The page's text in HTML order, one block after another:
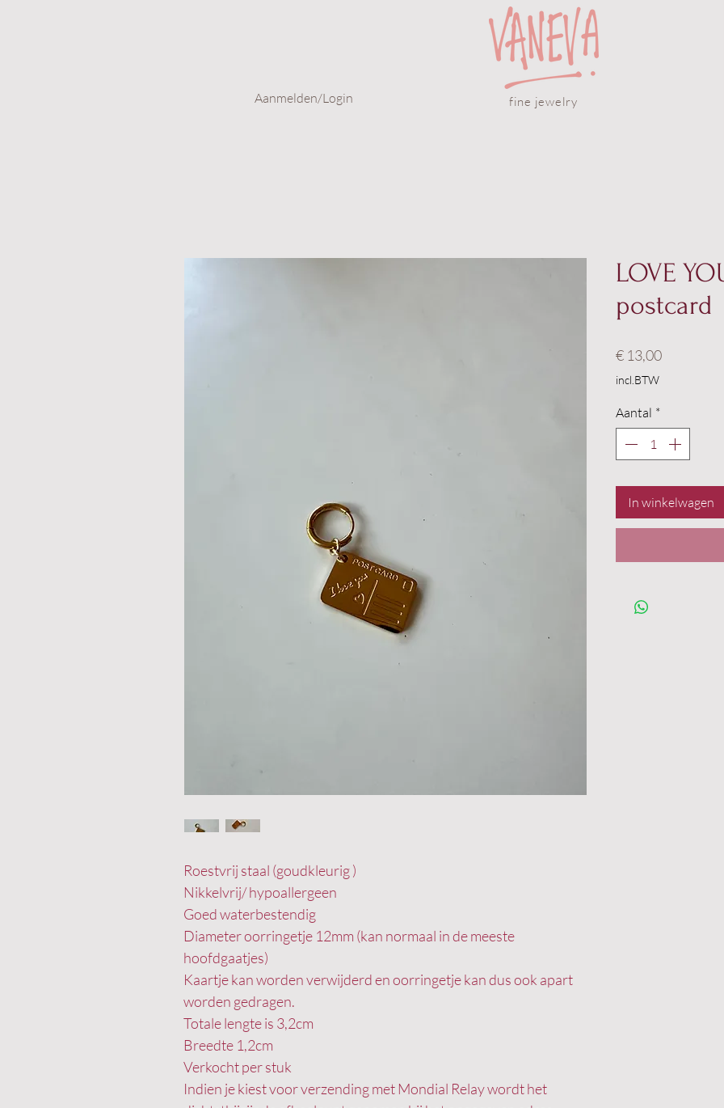
Aanmelden/Login fine jewelry
Roestvrij staal (goudkleurig )
Nikkelvrij/ hypoallergeen
Goed waterbestendig
Diameter oorringetje 12mm (kan normaal in de meeste
hoofdgaatjes)
Kaartje kan worden verwijderd en oorringetje kan dus ook apart
worden gedragen.
Totale lengte is 3,2cm
Breedte 1,2cm
Verkocht per stuk
Indien je kiest voor verzending met Mondial Relay wordt het
LOVE
postcard
€ 13,00Prijs
incl.BTW
Aantal *
In winkelwagen